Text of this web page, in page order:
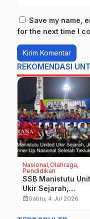
Save my name,
for the next time I
REKOMENDASI
Daerah Nasional
Pemerintah
Angkat
Budaya dan Tradisi
Lokal, Usung Tema
Paramaguna
calendar_monthSabtu, 14 Sep 2024